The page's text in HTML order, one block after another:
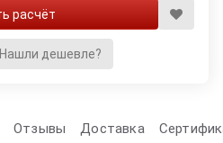
Нашли дешевле?
Отзывы Доставка